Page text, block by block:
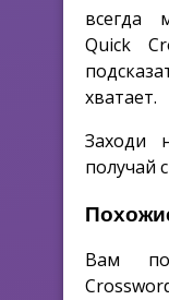
всегда
Quick
хватает.
Заходи
получай
Вам